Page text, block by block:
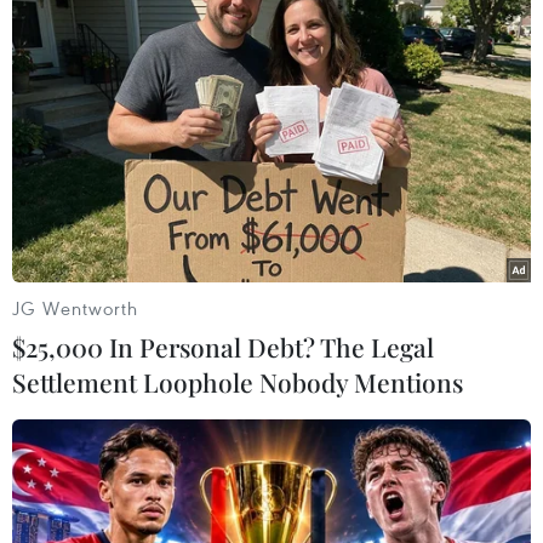
#Ủy ban An toàn Giao thông Quốc gia
#Kiện toàn nhân sự
#Tai nạn giao thông
#Thủ tướng Chính phủ
JG Wentworth
$25,000 In Personal Debt? The Legal
Settlement Loophole Nobody Mentions